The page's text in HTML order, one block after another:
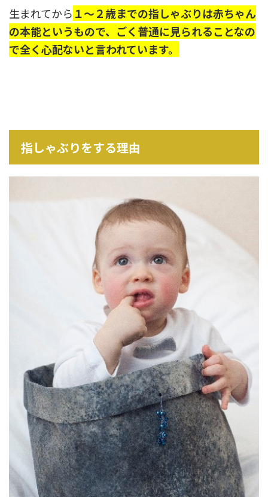
生まれてから １～２歳までの指しゃぶりは赤ちゃん
の本能というもので、ごく普通に見られることなの
で全く心配ないと言われています。
指しゃぶりをする理由